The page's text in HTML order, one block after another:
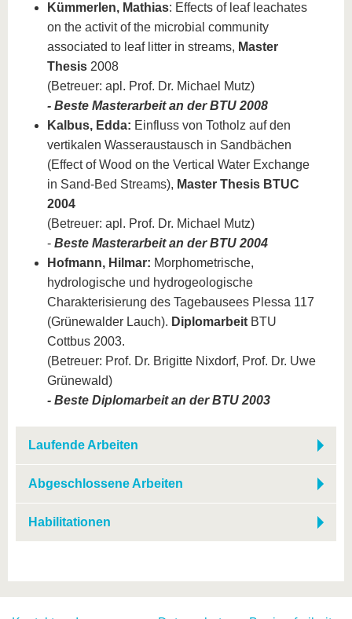
Kümmerlen, Mathias: Effects of leaf leachates
on the activit of the microbial community
associated to leaf litter in streams, Master
Thesis 2008
(Betreuer: apl. Prof. Dr. Michael Mutz)
- Beste Masterarbeit an der BTU 2008
Kalbus, Edda: Einfluss von Totholz auf den
vertikalen Wasseraustausch in Sandbächen
(Effect of Wood on the Vertical Water Exchange
in Sand-Bed Streams), Master Thesis BTUC
2004
(Betreuer: apl. Prof. Dr. Michael Mutz)
- Beste Masterarbeit an der BTU 2004
Hofmann, Hilmar: Morphometrische,
hydrologische und hydrogeologische
Charakterisierung des Tagebausees Plessa 117
(Grünewalder Lauch). Diplomarbeit BTU
Cottbus 2003.
(Betreuer: Prof. Dr. Brigitte Nixdorf, Prof. Dr. Uwe
Grünewald)
- Beste Diplomarbeit an der BTU 2003
Laufende Arbeiten
Abgeschlossene Arbeiten
Habilitationen